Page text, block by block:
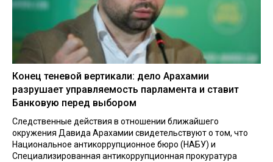
Конец теневой вертикали: дело Арахамии
разрушает управляемость парламента и ставит
Банковую перед выбором
Следственные действия в отношении ближайшего
окружения Давида Арахамии свидетельствуют о том, что
Национальное антикоррупционное бюро (НАБУ) и
Специализированная антикоррупционная прокуратура